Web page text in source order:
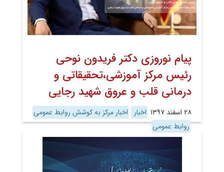
پیام نوروزی دکتر فریدون نوحی
رئیس مرکز آموزشی،تحقیقاتی و
درمانی قلب و عروق شهید رجایی
۲۸ اسفند ۱۳۹۷ اخبار
اخبار مرکز به کوشش روابط عمومی
روابط عمومی